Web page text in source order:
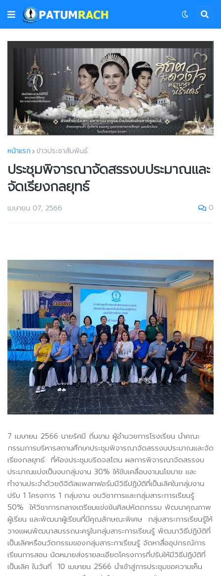
หน้าแรก ข่าวประชาสัมพันธ์
ประชุมพิจารณาจัดสรรงบประมาณและ
จัดเรียงกลยุทธ์
เมษายน 07, 2566 0
7 เมษายน 2566 นายรัศมี ถิ่นขาม ผู้อำนวยการโรงเรียน นำคณะ
กรรมการบริหารสถานศึกษาประชุมพิจารณาจัดสรรงบประมาณและจัด
เรียงกลยุทธ์ ที่ห้องประชุมบริดจสโตน ผลการพิจารณาจัดสรรงบ
ประมาณแบ่งเป็นงบกลุ่มงาน 30% ให้ขับเคลื่อนงานนโยบาย และ
ทำงานประจำด้วยดิจิตัลแพลทฟอร์มมีวิธีปฏิบัติที่เป็นเลิศในกลุ่มงาน
ปรับ 1 โครงการ 1 กลุ่มงาน งบวิชาการและกลุ่มสาระการเรียนรู้
50% ให้วิชาการกลางเตรียมแข่งขันศิลปหัตถกรรม พัฒนาคุณภาพ
ผู้เรียน และพัฒนาผู้เรียนที่มีคุณลักษณะพิเศษ กลุ่มสาระการเรียนรู้ให้
วางแผนพัฒนาสมรรถนะครูในกลุ่มสาระการเรียนรู้ พัฒนาวิธีปฏิบัติที่
เป็นเลิศหรือนวัตกรรมของกลุ่มสาระกาเรียนรู้ จัดหาสื่ออุปกรณ์การ
เรียนการสอน นัดหมายส่งรายละเอียดโครงการที่ปรับให้มีวิธีปฏิบัติที่
เป็นเลิศ ในวันที่ 10 เมษายน 2566 นำเข้าสู่การประชุมขอความเห็น